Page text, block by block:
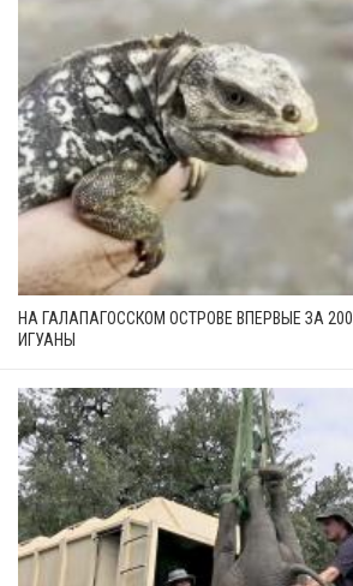
НА ГАЛАПАГОССКОМ ОСТРОВЕ ВПЕРВЫЕ ЗА
ИГУАНЫ